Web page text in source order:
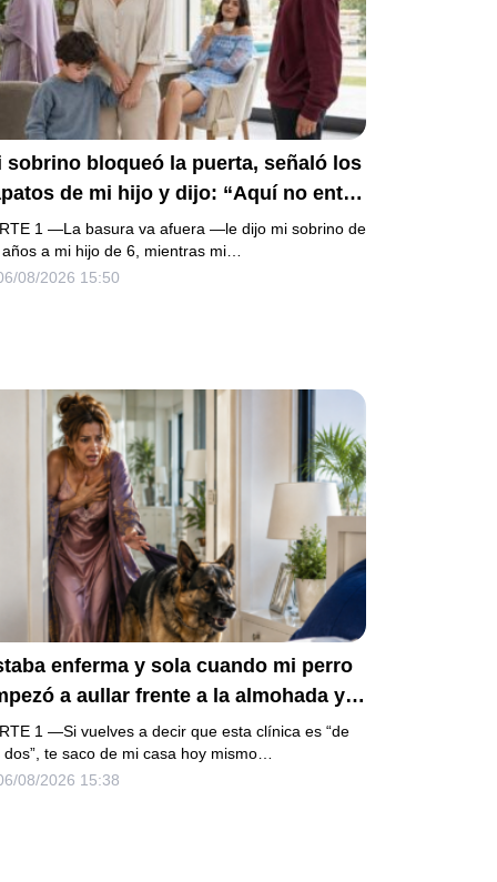
sobrino bloqueó la puerta, señaló los
de mi hijo y dijo: “Aquí no entra
Mi madre bajó la mirada y mi
siguió tomando café como si
Yo asentí, abracé a mi niño y me
niño que acababa de humillarlo.
1 —La basura va afuera —le dijo mi sobrino de
a mi hijo de 6, mientras mi…
08/2026 15:50
enferma y sola cuando mi perro
a aullar frente a la almohada y
empujó lejos de la cama. Mi esposo
un día antes y susurró:
amor, yo te cuidaré”. Fingí
1 —Si vuelves a decir que esta clínica es “de
dos”, te saco de mi casa hoy mismo…
08/2026 15:38